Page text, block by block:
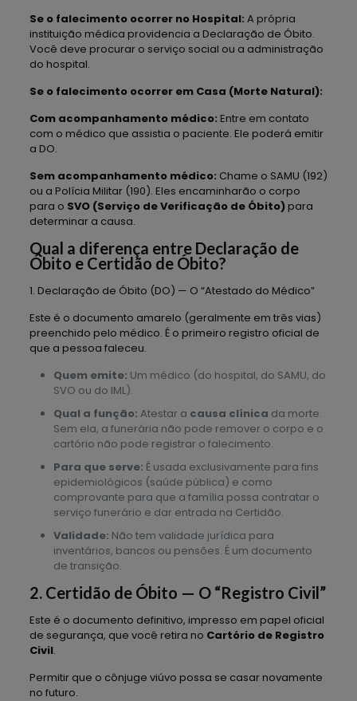
Se o falecimento ocorrer no Hospital: A própria
instituição médica providencia a Declaração de Óbito.
Você deve procurar o serviço social ou a administração
do hospital.
Se o falecimento ocorrer em Casa (Morte Natural):
Com acompanhamento médico: Entre em contato
com o médico que assistia o paciente. Ele poderá emitir
a DO.
Sem acompanhamento médico: Chame o SAMU (192)
ou a Polícia Militar (190). Eles encaminharão o corpo
para o SVO (Serviço de Verificação de Óbito)para
determinar a causa.
Qual a diferença entre Declaração de
Óbito e Certidão de Óbito?
1. Declaração de Óbito (DO) — O “Atestado do Médico”
Este é o documento amarelo (geralmente em três vias)
preenchido pelo médico. É o primeiro registro oficial de
que a pessoa faleceu.
Quem emite: Um médico (do hospital, do SAMU, do
SVO ou do IML).
Qual a função: Atestar a causa clínica da morte.
Sem ela, a funerária não pode remover o corpo e o
cartório não pode registrar o falecimento.
Para que serve: É usada exclusivamente para fins
epidemiológicos (saúde pública) e como
comprovante para que a família possa contratar o
serviço funerário e dar entrada na Certidão.
Validade: Não tem validade jurídica para
inventários, bancos ou pensões. É um documento
de transição.
2. Certidão de Óbito — O “Registro Civil”
Este é o documento definitivo, impresso em papel oficial
de segurança, que você retira no Cartório de Registro
Civil.
Permitir que o cônjuge viúvo possa se casar novamente
no futuro.